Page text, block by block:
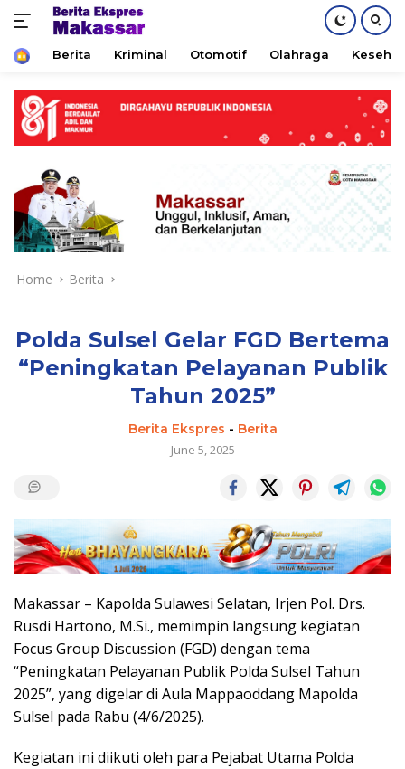
content
HomeBerita Kriminal Otomotif Olahraga
Home Berita
Polda Sulsel Gelar FGD Bertema
“Peningkatan Pelayanan Publik
Tahun 2025”
Berita Ekspres - Berita
June 5, 2025
Makassar – Kapolda Sulawesi Selatan, Irjen Pol. Drs.
Rusdi Hartono, M.Si., memimpin langsung kegiatan
Focus Group Discussion (FGD) dengan tema
“Peningkatan Pelayanan Publik Polda Sulsel Tahun
2025”, yang digelar di Aula Mappaoddang Mapolda
Sulsel pada Rabu (4/6/2025).
Kegiatan ini diikuti oleh para Pejabat Utama Polda